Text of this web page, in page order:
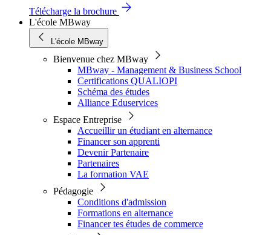
Télécharge la brochure
L'école MBway
L'école MBway
Bienvenue chez MBway
MBway - Management & Business School
Certifications QUALIOPI
Schéma des études
Alliance Eduservices
Espace Entreprise
Accueillir un étudiant en alternance
Financer son apprenti
Devenir Partenaire
Partenaires
La formation VAE
Pédagogie
Conditions d'admission
Formations en alternance
Financer tes études de commerce